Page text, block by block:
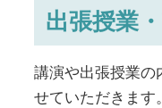
出張授業
講演や出張授業の
せていただきま